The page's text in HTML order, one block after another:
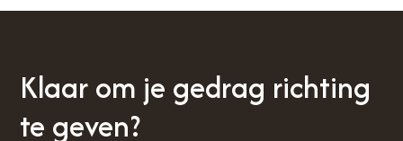
Klaar om je gedrag richting
te geven?